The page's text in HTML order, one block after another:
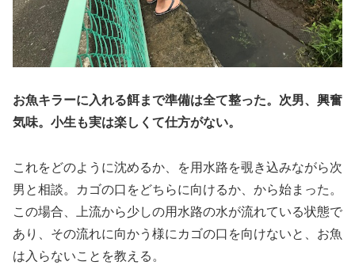
お魚キラーに入れる餌まで準備は全て整った。次男、興奮
気味。小生も実は楽しくて仕方がない。
これをどのように沈めるか、を用水路を覗き込みながら次
男と相談。カゴの口をどちらに向けるか、から始まった。
この場合、上流から少しの用水路の水が流れている状態で
あり、その流れに向かう様にカゴの口を向けないと、お魚
は入らないことを教える。